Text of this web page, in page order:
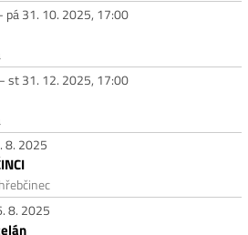
pá 31. 10. 2025, 17:00
st 31. 12. 2025, 17:00
8. 2025
8. 2025